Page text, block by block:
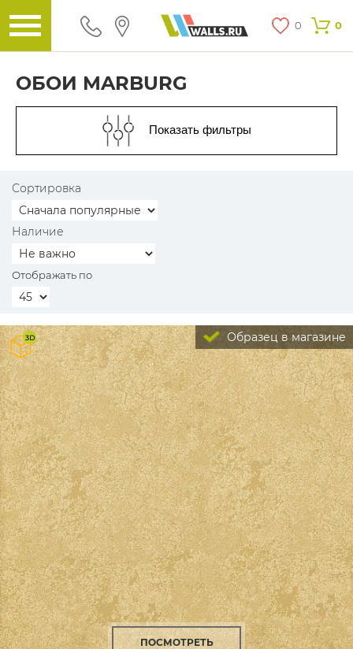
0 0
ОБОИ MARBURG
Показать фильтры
Сортировка
Наличие
Отображать по
Образец в магазине
ПОСМОТРЕТЬ